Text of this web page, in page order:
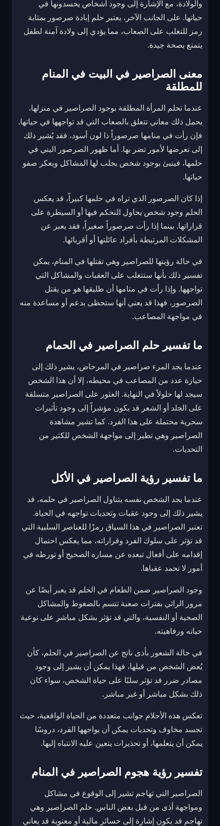
والولادة، مع الإشارة إلى وجود أشخاص يحسدونها في
حياتها. على الجانب الآخر، يعتبر حلم إبادة صرصور بمثابة
رمز للتغلب على الصعاب، مما يؤدي إلى ولادة آمنة لطفل
يتمتع بصحة جيدة.
معنى الصراصير في البيت في المنام
للمطلقة
عندما تحلم المرأة المطلقة بوجود الصراصير في منزلها،
يحمل ذلك معاني تتعلق بالصعاب التي قد تواجهها في حياتها.
فإن رأت في منامها صرصوراً ذا لون أسود، فقد يُشير ذلك
إلى تعرضها لأمور تضر بها. أما ظهور الصرصور البني في
حلمها، فينبئ بوجود شخص يجلب لها المشاكل ويعكر صفو
حياتها.
إذا كان الصرصور الذي تراه في حلمها كبيراً، قد يعكس
الحلم وجود شخص يحاول التحكم فيها أو السيطرة على
قراراتها. بينما إذا رأت صرصوراً صغيراً، فقد يعبر عن
المشكلات المرتبطة بأفراد عائلتها أو أقربائها.
في حالة رؤيتها للصراصير وهي تقتلها في المنام، يمكن
تفسير ذلك بأنها ستتغلب على العقبات والمشاكل التي
تواجهها. وإذا رأت في منامها أن طليقها هو من يقتل
الصرصور، فهذا قد يعني أنها ستحظى بدعم أو مساعدة منه
في مواجهة المصاعب.
ما تفسير حلم الصراصير في الحمام
عندما يجد المرء صراصير في المرحاض، يشير ذلك إلى
حيازة عدد من المصاعب في محيطه، إلا أن هذا الشخص
سيجد لها حلولاً في النهاية. العثور على الصراصير متسلقة
على الجلد أو الشعر قد يكون مؤشراً إلى وجود تأثيرات
سحرية محتملة على هذا الفرد. كما تشير مشاهدة
الصراصير وهي تطير إلى مواجهة الشخص للكثير من
التحديات.
ما تفسير رؤية الصراصير في الأكل
عندما يجد الشخص نفسه يتناول الصراصير في حلمه، قد
يشير ذلك إلى وجود عقبات وتحديات تواجهه في الحياة.
تعتبر الصراصير في هذا السياق رمزًا للعناصر السلبية التي
قد تؤثر على سلوك الفرد وقراراته، مما يعكس احتمال
إقدامه على أفعال تبعده عن مساره الصحيح أو تورطه في
أمور لا تحمد عقباها.
وجود الصراصير ضمن الطعام في الحلم قد يعبر أيضًا عن
مرور الرائي بفترات صعبة تتسم بالضغوط والمشاكل
الصحية أو النفسية، والتي قد تؤثر بشكل مباشر على نوعية
حياته ورفاهيته.
في حالة الشعور بأذى ناتج عن الصراصير في الحلم، كأن
يُعض الشخص من قبلها، فهذا يمكن أن يشير إلى وجود
مصادر ضرر قد تؤثر سلبًا على حياة الشخص، سواء كان
ذلك بشكل مباشر أو غير مباشر.
تعكس هذه الأحلام جوانب متعددة من الحياة الواقعية، حيث
تجسد مخاوف وتحديات يمكن أن يواجهها الفرد، دروسًا
يمكن أن يتعلمها، أو تحذيرات يتعين عليه الانتباه إليها.
تفسير رؤية هجوم الصراصير في المنام
الصراصير التي تهاجم تشير إلى الوقوع في مشاكل
ومواجهة أذى من قبل بعض الناس. حلم الصراصير وهي
تهاجم قد يكون إشارة إلى خسائر مالية أو معنوية قد يعاني